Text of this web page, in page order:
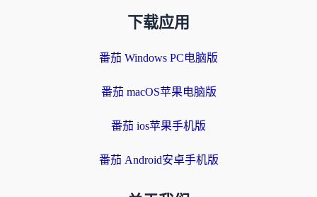
下载应用
番茄 Windows PC电脑版
番茄 macOS苹果电脑版
番茄 ios苹果手机版
番茄 Android安卓手机版